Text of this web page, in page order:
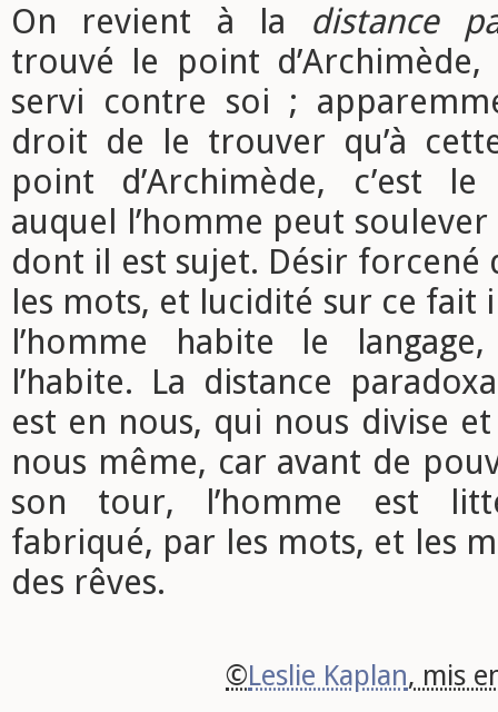
On revient à la distance
trouvé le point d’Archimède,
servi contre soi ;
droit de le trouver qu’à
point d’Archimède, c’est le
auquel l’homme peut
dont il est sujet. Désir forcené
les mots, et lucidité sur ce fait
l’homme habite le
l’habite. La distance
est en nous, qui nous divise
nous même, car avant de
son tour, l’homme est
fabriqué, par les mots, et les
des rêves.
©Leslie Kaplan, mis